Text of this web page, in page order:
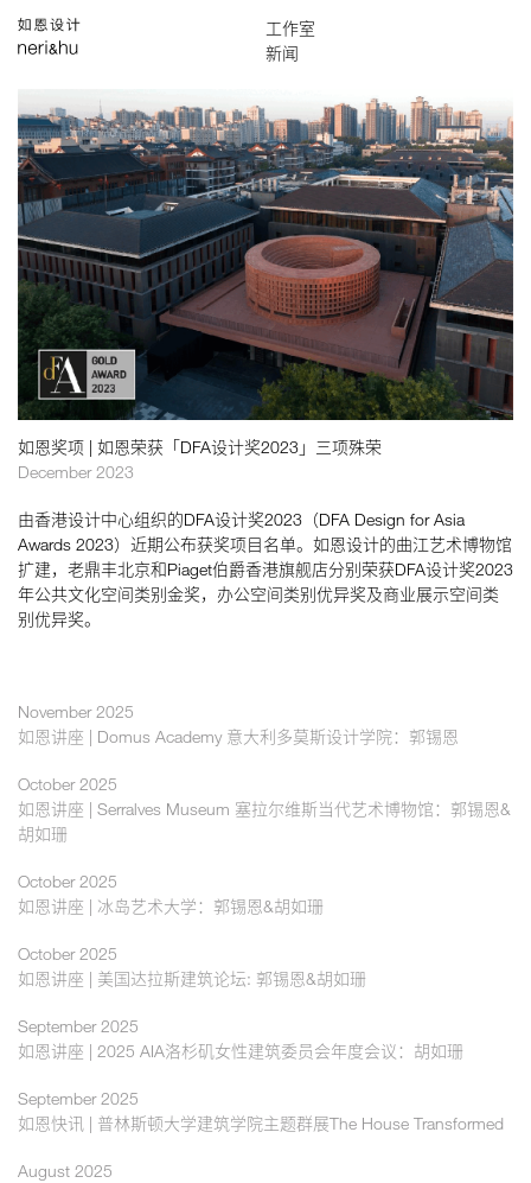
如恩设计
neri&hu
作品
工作室
搜索
English
关于
设计团队
新闻
如恩奖项 | 如恩荣获「DFA设计奖2023」三项殊荣
December 2023
由香港设计中心组织的DFA设计奖2023（DFA Design for Asia
Awards 2023）近期公布获奖项目名单。如恩设计的曲江艺术博物馆
扩建，老鼎丰北京和Piaget伯爵香港旗舰店分别荣获DFA设计奖2023
年公共文化空间类别金奖，办公空间类别优异奖及商业展示空间类
别优异奖。
November 2025
如恩讲座 | Domus Academy 意大利多莫斯设计学院：郭锡恩
October 2025
如恩讲座 | Serralves Museum 塞拉尔维斯当代艺术博物馆：郭锡恩&
胡如珊
October 2025
如恩讲座 | 冰岛艺术大学：郭锡恩&胡如珊
October 2025
如恩讲座 | 美国达拉斯建筑论坛: 郭锡恩&胡如珊
September 2025
如恩讲座 | 2025 AIA洛杉矶女性建筑委员会年度会议：胡如珊
September 2025
如恩快讯 | 普林斯顿大学建筑学院主题群展The House Transformed
August 2025